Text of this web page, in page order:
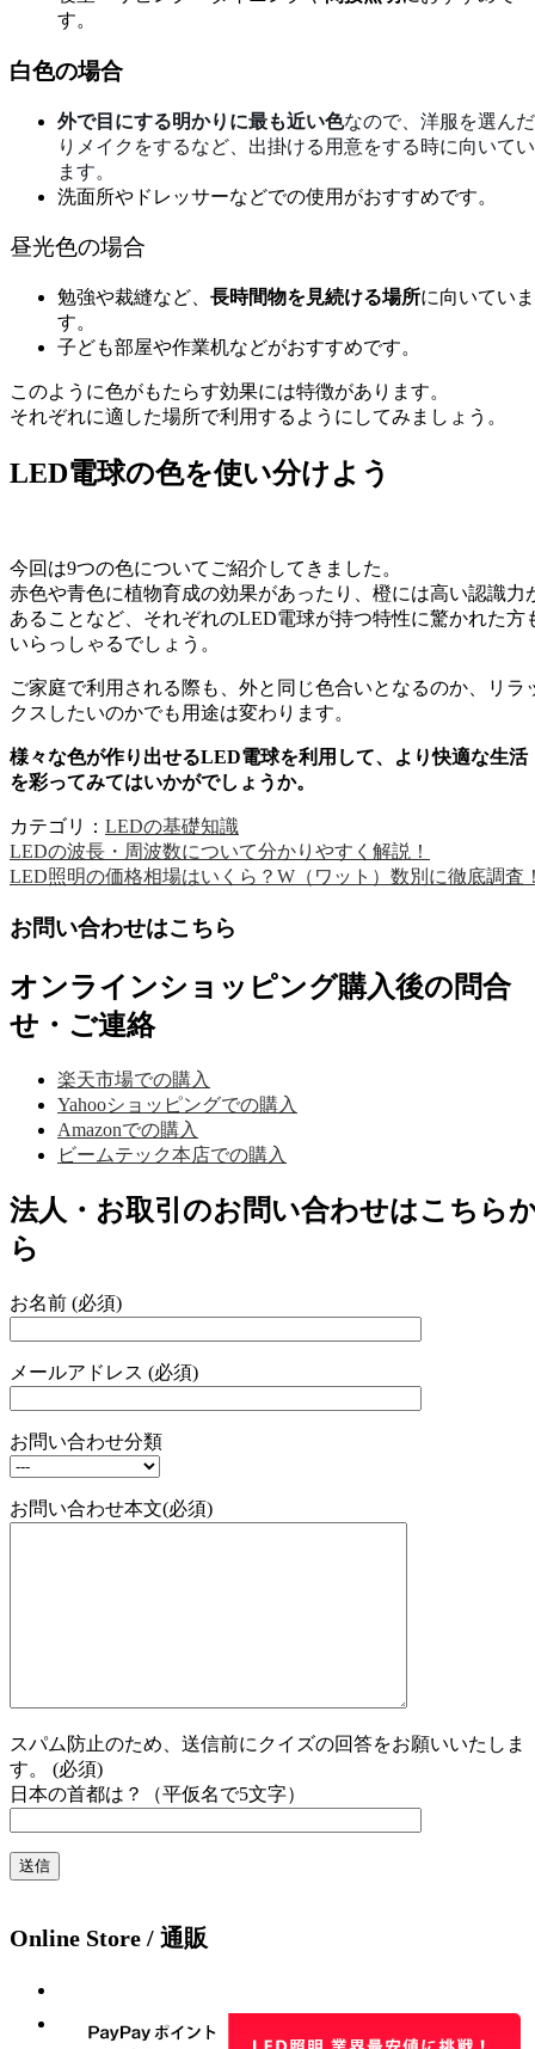
す。
白色の場合
外で目にする明かりに最も近い色なので、洋服を選んだ
りメイクをするなど、出掛ける用意をする時に向いてい
ます。
洗面所やドレッサーなどでの使用がおすすめです。
昼光色の場合
勉強や裁縫など、 長時間物を見続ける場所に向いていま
す。
子ども部屋や作業机などがおすすめです。
このように色がもたらす効果には特徴があります。
それぞれに適した場所で利用するようにしてみましょう。
LED電球の色を使い分けよう
今回は9つの色についてご紹介してきました。
赤色や青色に植物育成の効果があったり、橙には高い認識力
あることなど、それぞれのLED電球が持つ特性に驚かれた方
いらっしゃるでしょう。
ご家庭で利用される際も、外と同じ色合いとなるのか、リラ
クスしたいのかでも用途は変わります。
様々な色が作り出せるLED電球を利用して、より快適な生活
を彩ってみてはいかがでしょうか。
カテゴリ： LEDの基礎知識
LEDの波長・周波数について分かりやすく解説！
LED照明の価格相場はいくら？W（ワット）数別に徹底調査
お問い合わせはこちら
オンラインショッピング購入後の問合
せ・ご連絡
楽天市場での購入
Yahooショッピングでの購入
Amazonでの購入
ビームテック本店での購入
法人・お取引のお問い合わせはこちら
ら
お名前 (必須)
メールアドレス (必須)
お問い合わせ分類
お問い合わせ本文(必須)
スパム防止のため、送信前にクイズの回答をお願いいたしま
す。 (必須)
日本の首都は？（平仮名で5文字）
Online Store / 通販